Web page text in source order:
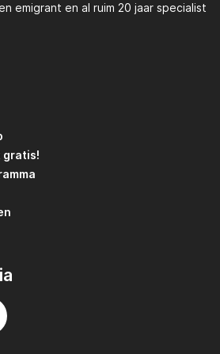
emigrant en al ruim 20 jaar specialist
gratis!